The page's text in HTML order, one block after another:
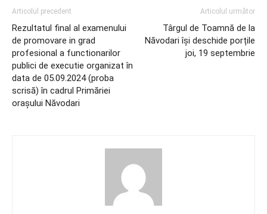
Articolul precedent
Rezultatul final al examenului
de promovare in grad
profesional a functionarilor
publici de executie organizat în
data de 05.09.2024 (proba
scrisă) în cadrul Primăriei
oraşului Năvodari
Articolul următor
Târgul de Toamnă de la
Năvodari își deschide porțile
joi, 19 septembrie